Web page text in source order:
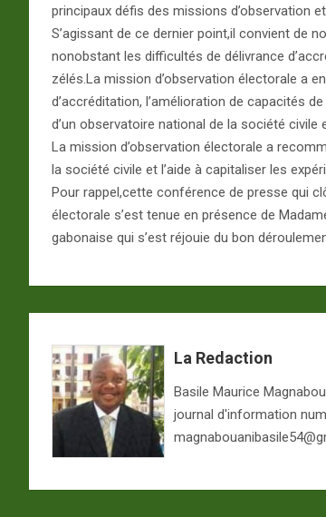
principaux défis des missions d’observation
S’agissant de ce dernier point,il convient de
nonobstant les difficultés de délivrance
zélés.La mission d’observation électorale a
d’accréditation, l’amélioration de capacités
d’un observatoire national de la société civile
La mission d’observation électorale a
la société civile et l’aide à capitaliser les
Pour rappel,cette conférence de presse qui
électorale s’est tenue en présence de
gabonaise qui s’est réjouie du bon
La Redaction
Basile Maurice
journal d'information